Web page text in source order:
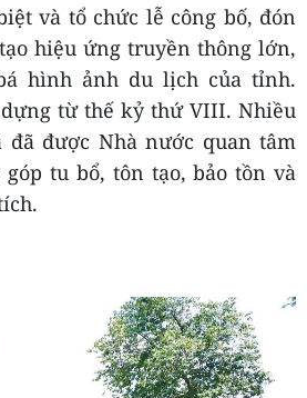
và tổ chức lễ công bố, đón
hiệu ứng truyền thông lớn,
hình ảnh du lịch của tỉnh.
từ thế kỷ thứ VIII. Nhiều
đã được Nhà nước quan tâm
tu bổ, tôn tạo, bảo tồn và